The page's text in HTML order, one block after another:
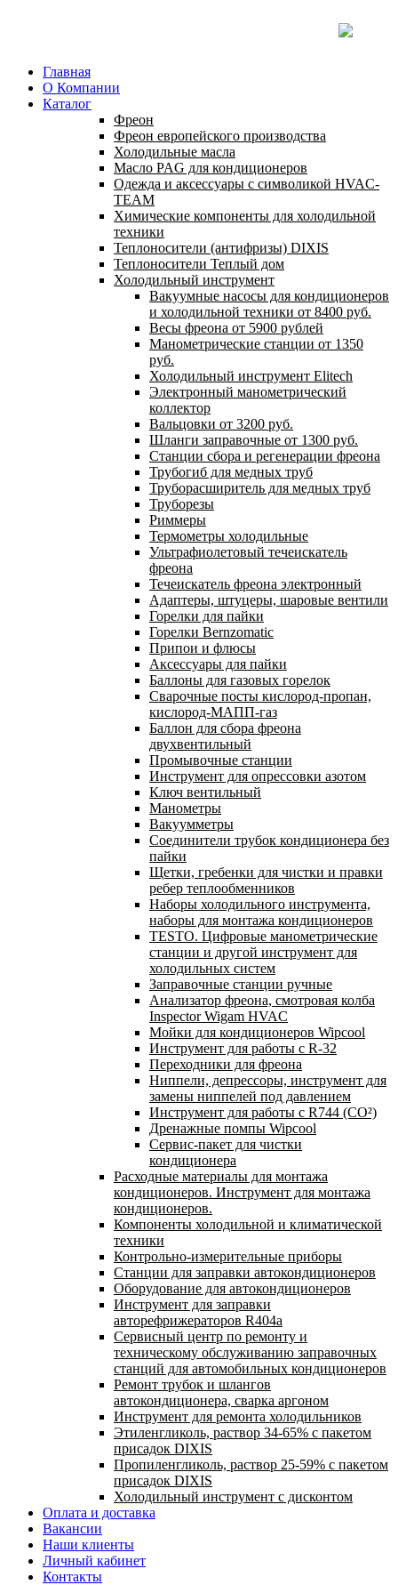
Главная
О Компании
Каталог
Фреон
Фреон европейского производства
Холодильные масла
Масло PAG для кондиционеров
Одежда и аксессуары с символикой HVAC-
TEAM
Химические компоненты для холодильной
техники
Теплоносители (антифризы) DIXIS
Теплоносители Теплый дом
Холодильный инструмент
Вакуумные насосы для кондиционеров
и холодильной техники от 8400 руб.
Весы фреона от 5900 рублей
Манометрические станции от 1350
руб.
Холодильный инструмент Elitech
Электронный манометрический
коллектор
Вальцовки от 3200 руб.
Шланги заправочные от 1300 руб.
Станции сбора и регенерации фреона
Трубогиб для медных труб
Труборасширитель для медных труб
Труборезы
Риммеры
Термометры холодильные
Ультрафиолетовый течеискатель
фреона
Течеискатель фреона электронный
Адаптеры, штуцеры, шаровые вентили
Горелки для пайки
Горелки Bernzomatic
Припои и флюсы
Аксессуары для пайки
Баллоны для газовых горелок
Сварочные посты кислород-пропан,
кислород-МАПП-газ
Баллон для сбора фреона
двухвентильный
Промывочные станции
Инструмент для опрессовки азотом
Ключ вентильный
Манометры
Вакуумметры
Соединители трубок кондиционера без
пайки
Щетки, гребенки для чистки и правки
ребер теплообменников
Наборы холодильного инструмента,
наборы для монтажа кондиционеров
TESTO. Цифровые манометрические
станции и другой инструмент для
холодильных систем
Заправочные станции ручные
Анализатор фреона, смотровая колба
Inspector Wigam HVAC
Мойки для кондиционеров Wipcool
Инструмент для работы с R-32
Переходники для фреона
Ниппели, депрессоры, инструмент для
замены ниппелей под давлением
Инструмент для работы с R744 (CO²)
Дренажные помпы Wipcool
Сервис-пакет для чистки
кондиционера
Расходные материалы для монтажа
кондиционеров. Инструмент для монтажа
кондиционеров.
Компоненты холодильной и климатической
техники
Контрольно-измерительные приборы
Станции для заправки автокондиционеров
Оборудование для автокондиционеров
Инструмент для заправки
авторефрижераторов R404a
Сервисный центр по ремонту и
техническому обслуживанию заправочных
станций для автомобильных кондиционеров
Ремонт трубок и шлангов
автокондиционера, сварка аргоном
Инструмент для ремонта холодильников
Этиленгликоль, раствор 34-65% с пакетом
присадок DIXIS
Пропиленгликоль, раствор 25-59% с пакетом
присадок DIXIS
Холодильный инструмент с дисконтом
Оплата и доставка
Вакансии
Наши клиенты
Личный кабинет
Контакты